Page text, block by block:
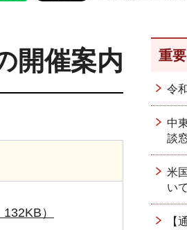
開催案内
）
重
令
中
談
米
いて
【